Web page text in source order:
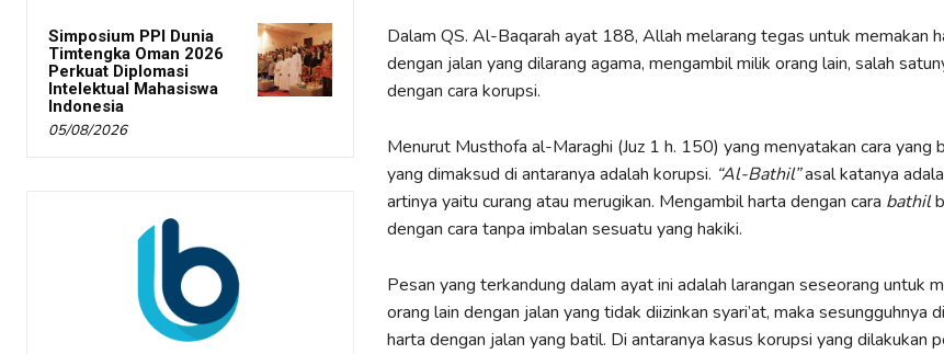
Simposium PPI Dunia
Timtengka Oman 2026
Perkuat Diplomasi
Intelektual Mahasiswa
Indonesia
05/08/2026
Dalam QS. Al-Baqarah ayat 188, Allah melarang tegas untuk memakan
dengan jalan yang dilarang agama, mengambil milik orang lain, salah
dengan cara korupsi.
Menurut Musthofa al-Maraghi (Juz 1 h. 150) yang menyatakan cara yang
yang dimaksud di antaranya adalah korupsi. “Al-Bathil”asal katanya
artinya yaitu curang atau merugikan. Mengambil harta dengan cara bathil
dengan cara tanpa imbalan sesuatu yang hakiki.
Pesan yang terkandung dalam ayat ini adalah larangan seseorang untuk
orang lain dengan jalan yang tidak diizinkan syari’at, maka sesungguhnya
harta dengan jalan yang batil. Di antaranya kasus korupsi yang dilakukan